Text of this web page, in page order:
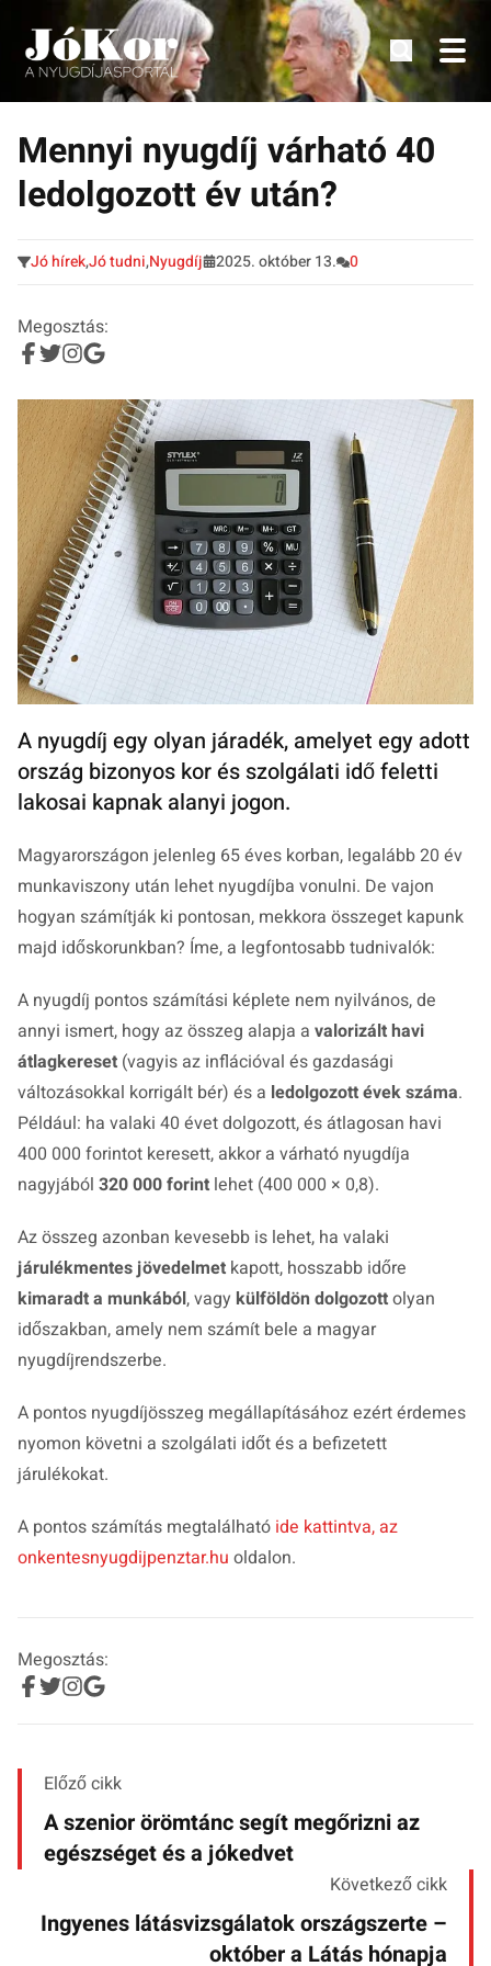
Tovább
tartalomra
Tudnivalók, érdekességek idősek számára.
Mennyi nyugdíj várható 40
ledolgozott év után?
Jó hírek,Jó tudni,Nyugdíj 2025. október 13. 0
Megosztás:
A nyugdíj egy olyan járadék, amelyet egy adott
ország bizonyos kor és szolgálati idő feletti
lakosai kapnak alanyi jogon.
Magyarországon jelenleg 65 éves korban, legalább 20 év
munkaviszony után lehet nyugdíjba vonulni. De vajon
hogyan számítják ki pontosan, mekkora összeget kapunk
majd időskorunkban? Íme, a legfontosabb tudnivalók:
A nyugdíj pontos számítási képlete nem nyilvános, de
annyi ismert, hogy az összeg alapja a valorizált havi
átlagkereset (vagyis az inflációval és gazdasági
változásokkal korrigált bér) és a ledolgozott évek száma.
Például: ha valaki 40 évet dolgozott, és átlagosan havi
400 000 forintot keresett, akkor a várható nyugdíja
nagyjából 320 000 forint lehet (400 000 × 0,8).
Az összeg azonban kevesebb is lehet, ha valaki
járulékmentes jövedelmet kapott, hosszabb időre
kimaradt a munkából, vagy külföldön dolgozottolyan
időszakban, amely nem számít bele a magyar
nyugdíjrendszerbe.
A pontos nyugdíjösszeg megállapításához ezért érdemes
nyomon követni a szolgálati időt és a befizetett
járulékokat.
A pontos számítás megtalálható ide kattintva, az
onkentesnyugdijpenztar.hu oldalon.
Megosztás:
Előző cikk
A szenior örömtánc segít megőrizni az
egészséget és a jókedvet
Következő cikk
Ingyenes látásvizsgálatok országszerte –
október a Látás hónapja